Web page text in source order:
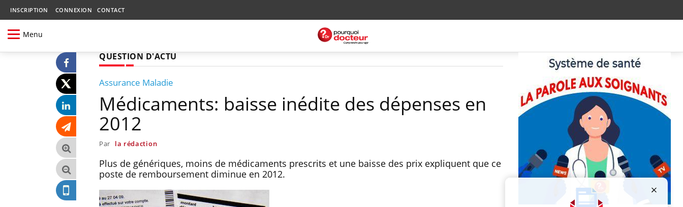
INSCRIPTION CONNEXION CONTACT
Menu
QUESTION D'ACTU
Assurance Maladie
Médicaments: baisse inédite des dépenses en
2012
Par la rédaction
Plus de génériques, moins de médicaments prescrits et une baisse des prix expliquent que ce
poste de remboursement diminue en 2012.